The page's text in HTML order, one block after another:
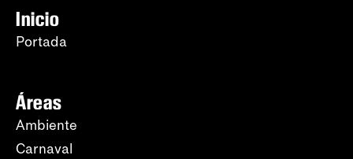
Inicio
Portada
Áreas
Ambiente
Carnaval